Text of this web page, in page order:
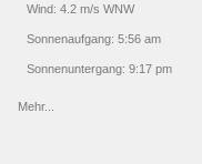
Wind: 4.2 m/s WNW
Sonnenaufgang: 5:56 am
Sonnenuntergang: 9:17 pm
Mehr...